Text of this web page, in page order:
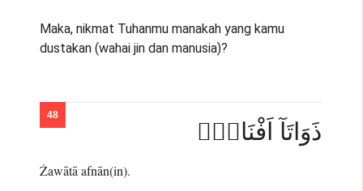
Maka, nikmat Tuhanmu manakah yang kamu
dustakan (wahai jin dan manusia)?
ذَوَاتَآ اَفْنَانٍۚ
Żawātā afnān(in).